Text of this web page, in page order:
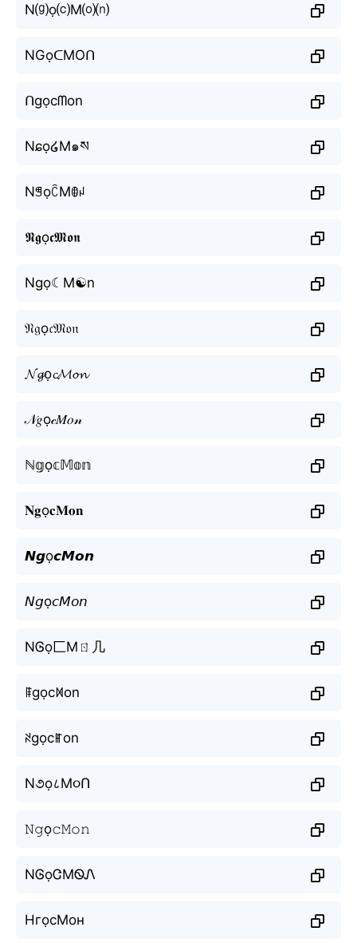
N⒢ọ⒞M⒪⒩
NGọᑕMOᑎ
ᑎgọcᗰon
Nɕọ໒M๑ས
NꁅọꉓMꂦꈤ
𝕹𝖌ọ𝖈𝕸𝖔𝖓
Ngọ☾M☯n
𝔑𝔤ọ𝔠𝔐𝔬𝔫
𝓝𝓰ọ𝓬𝓜𝓸𝓷
𝒩𝑔ọ𝒸𝑀𝑜𝓃
ℕ𝕘ọ𝕔𝕄𝕠𝕟
𝐍𝐠ọ𝐜𝐌𝐨𝐧
𝙉𝙜ọ𝙘𝙈𝙤𝙣
𝘕𝘨ọ𝘤𝘔𝘰𝘯
NᎶọ匚Mㄖ几
ꁹgọcꁒon
ꋊgọcꂵon
N૭ọ८M૦Ո
𝙽𝚐ọ𝚌𝙼𝚘𝚗
NᎶọᏣMᏫᏁ
НгọсМон